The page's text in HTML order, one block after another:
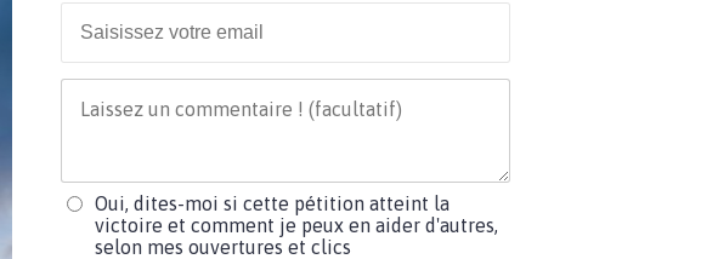
Oui, dites-moi si cette pétition atteint la
victoire et comment je peux en aider d'autres,
selon mes ouvertures et clics